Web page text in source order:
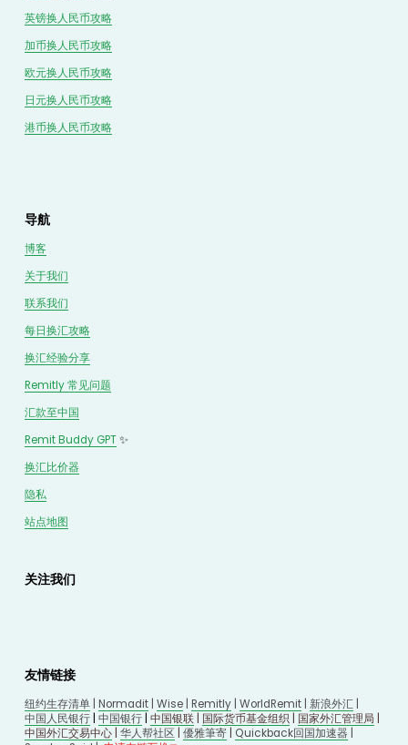
导航
博客
关于我们
联系我们
每日换汇攻略
换汇经验分享
Remitly 常见问题
汇款至中国
Remit Buddy GPT ✨
换汇比价器
隐私
站点地图
英镑换人民币攻略
加币换人民币攻略
欧元换人民币攻略
日元换人民币攻略
港币换人民币攻略
关注我们
友情链接
纽约生存清单 | Normadit | Wise | Remitly | WorldRemit | 新浪外汇 |
中国人民银行 | 中国银行 | 中国银联 | 国际货币基金组织 | 国家外汇管理局
中国外汇交易中心 | 华人帮社区 優雅筆寄 Quickback回国加速器